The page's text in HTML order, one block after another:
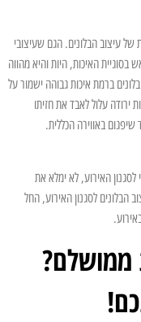
עיצוב הבלונים. הגם שעיצובי
האיכות, היות והיא מהווה
ברמת איכות גבוהה ישמור על
ירודה עלול לאבד את חזיתו
באווירה הכללית.
לסגנון האירוע, לא ימלא את
לסגנון האירוע, החל